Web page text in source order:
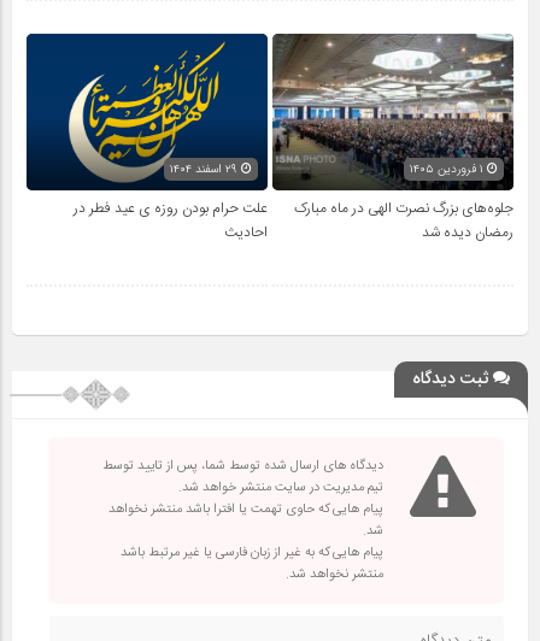
جلوه‌های بزرگ نصرت الهی در ماه مبارک
رمضان دیده شد
علت حرام بودن روزه ی عید فطر در
احادیث
ثبت دیدگاه
دیدگاه های ارسال شده توسط شما، پس از تایید توسط
تیم مدیریت در سایت منتشر خواهد شد.
پیام هایی که حاوی تهمت یا افترا باشد منتشر نخواهد
شد.
پیام هایی که به غیر از زبان فارسی یا غیر مرتبط باشد
منتشر نخواهد شد.